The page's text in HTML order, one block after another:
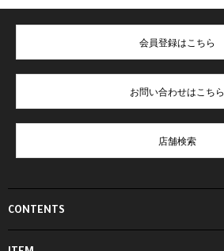
CONTENTS
会員登録はこちら
お問い合わせはこちら
店舗検索